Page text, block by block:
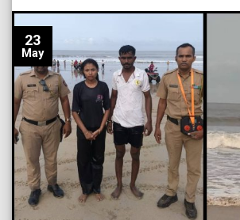
23
May